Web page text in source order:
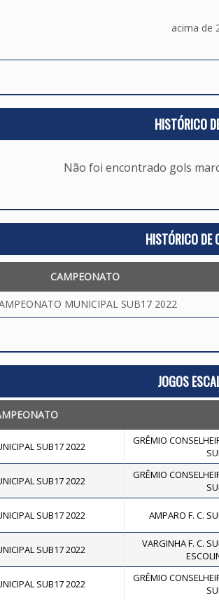
acima de
HISTÓRICO
Não foi encontrado gols
HISTÓRICO DE
CAMPEONATO
MUNICIPAL SUB17 2022
JOGOS
SUB17 2022
GRÊMIO
SUB17 2022
GRÊMIO
SUB17 2022 AMPARO F. C.
SUB17 2022
VARGINHA F. C.
SUB17 2022
GRÊMIO